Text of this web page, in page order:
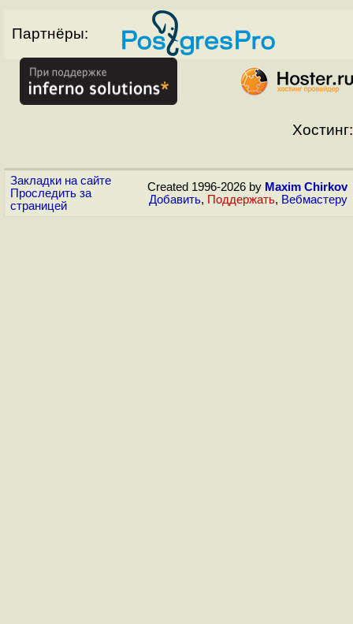
Партнёры:
Хостинг:
Закладки на сайте
Проследить за
страницей
Created 1996-2026 by Maxim Chirkov
Добавить, Поддержать, Вебмастеру